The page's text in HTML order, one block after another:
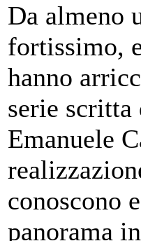
Da almeno
fortissimo,
hanno
serie
Emanuele
conoscono
panorama